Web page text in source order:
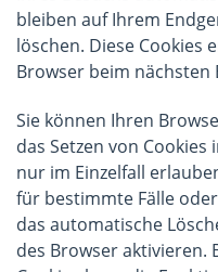
bleiben auf Ihrem
löschen. Diese Cookies
Browser beim nächsten
Sie können Ihren
das Setzen von
nur im Einzelfall
für bestimmte Fälle
das automatische
des Browser aktivieren.